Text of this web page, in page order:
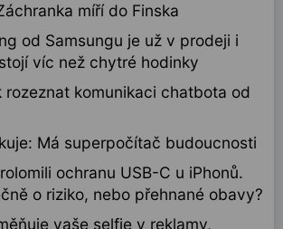
míří do Finska
od Samsungu je už v prodeji i
víc než chytré hodinky
rozeznat komunikaci chatbota od
Má superpočítač budoucnosti
ochranu USB-C u iPhonů.
o riziko, nebo přehnané obavy?
vaše selfie v reklamy,